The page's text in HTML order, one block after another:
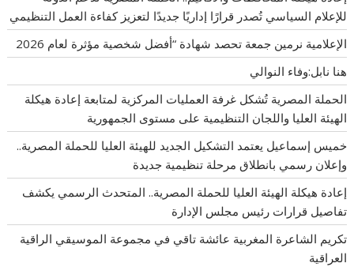
للإعلام السياسي تُصدر قرارًا إداريًا جديدًا لتعزيز كفاءة العمل التنظيمي
الإعلامية نرمين جمعة تحصد شهادة “أفضل شخصية مؤثرة لعام 2026
هنا نابل:وفاء النوالي
الحملة المصرية تُشكل غرفة العمليات المركزية لمتابعة إعادة هيكلة
الهيئة العليا واللجان التنظيمية على مستوى الجمهورية
خميس إسماعيل يعتمد التشكيل الجديد للهيئة العليا للحملة المصرية..
وإعلان رسمي بانطلاق مرحلة تنظيمية جديدة
إعادة هيكلة الهيئة العليا للحملة المصرية.. المتحدث الرسمي يكشف
تفاصيل قرارات رئيس مجلس الإدارة
تكريم الشاعرة المغربية عائشة تاقي في مجموعة الموسيقي الراقية
العراقية